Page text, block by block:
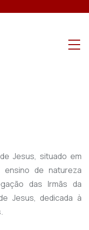
Jesus, situado em
ensino de natureza
das Irmãs da
Jesus, dedicada à